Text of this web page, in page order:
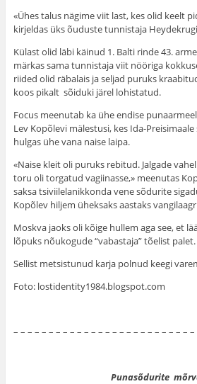
«Ühes talus nägime viit last, kes olid keelt
kirjeldas üks õuduste tunnistaja
Külast olid läbi käinud 1. Balti rinde 43.
märkas sama tunnistaja viit nööriga
riided olid räbalais ja seljad puruks
koos pikalt sõiduki järel lohistatud.
Focus meenutab ka ühe endise
Lev Kopõlevi mälestusi, kes Ida-
hulgas ühe vana naise laipa.
«Naise kleit oli puruks rebitud. Jalgade
toru oli torgatud vagiinasse,» meenutas
saksa tsiviilelanikkonda vene sõdurite
Kopõlev hiljem üheksaks aastaks
Moskva jaoks oli kõige hullem aga see, et
lõpuks nõukogude “vabastaja” tõelist palet.
Sellist metsistunud karja polnud keegi
Foto: lostidentity1984.blogspot.com
– – – – – – – – – – – – – – – – – – – – – – – – – –
Punasõdurite